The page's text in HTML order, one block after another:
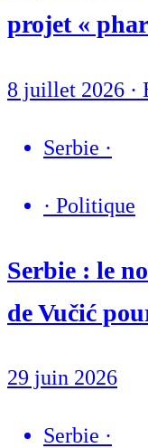
projet «
8 juillet 2026 ·
Serbie ·
· Politique
Serbie : le
de Vučić
29 juin 2026
Serbie ·